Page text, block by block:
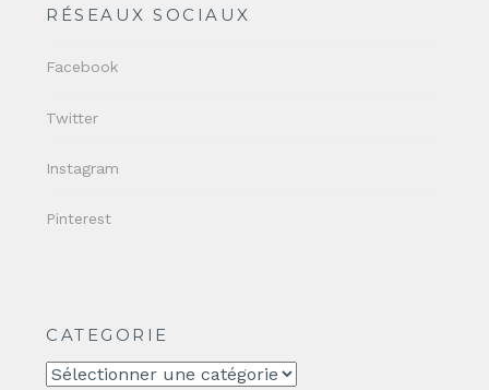
RÉSEAUX SOCIAUX
Facebook
Twitter
Instagram
Pinterest
CATEGORIE
CATEGORIE